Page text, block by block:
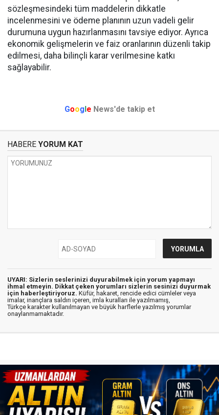
sözleşmesindeki tüm maddelerin dikkatle
incelenmesini ve ödeme planının uzun vadeli gelir
durumuna uygun hazırlanmasını tavsiye ediyor. Ayrıca
ekonomik gelişmelerin ve faiz oranlarının düzenli takip
edilmesi, daha bilinçli karar verilmesine katkı
sağlayabilir.
Google News'de takip et
HABERE YORUM KAT
UYARI: Sizlerin seslerinizi duyurabilmek için yorum yapmayı
ihmal etmeyin. Dikkat çeken yorumları sizlerin sesinizi duyurmak
için haberleştiriyoruz. Küfür, hakaret, rencide edici cümleler veya
imalar, inançlara saldırı içeren, imla kuralları ile yazılmamış,
Türkçe karakter kullanılmayan ve büyük harflerle yazılmış yorumlar
onaylanmamaktadır.